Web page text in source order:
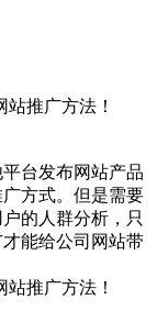
推广方法！
台发布网站产品
方式。但是需要
的人群分析，只
能给公司网站带
推广方法！